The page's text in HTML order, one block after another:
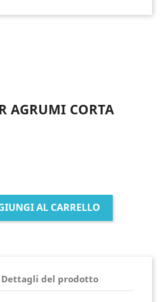
AGRUMI CORTA
AL CARRELLO
Dettagli del prodotto